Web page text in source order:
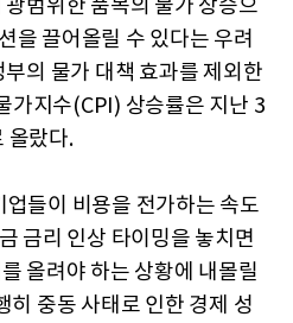
범위한 품목의 물가 상승으
을 끌어올릴 수 있다는 우려
의 물가 대책 효과를 제외한
가지수(CPI) 상승률은 지난 3
올랐다.
들이 비용을 전가하는 속도
금리 인상 타이밍을 놓치면
올려야 하는 상황에 내몰릴
히 중동 사태로 인한 경제 성